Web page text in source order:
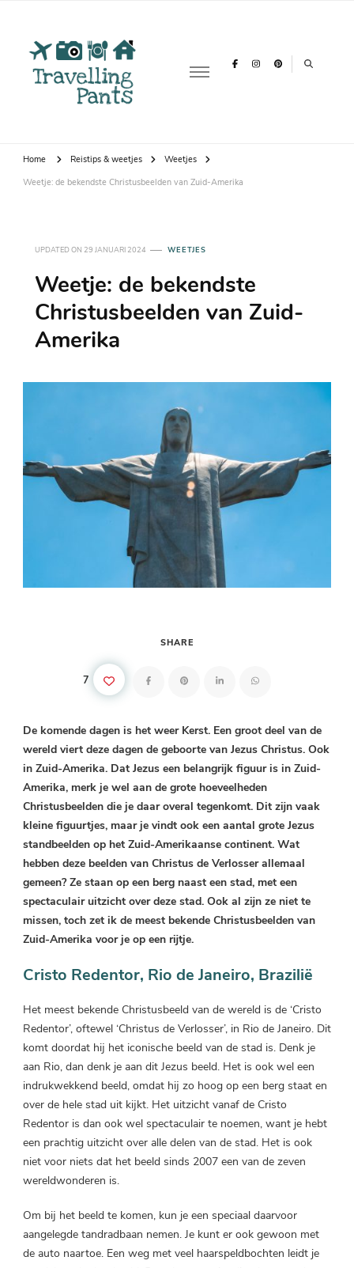
Pants
Over reizen, vakanties & backpacken
Home Reistips & weetjes
Weetjes
Weetje: de bekendste Christusbeelden van Zuid-Amerika
UPDATED ON 29 JANUARI 2024 WEETJES
Weetje: de bekendste
Christusbeelden van Zuid-
Amerika
SHARE
7
De komende dagen is het weer Kerst. Een groot deel van de
wereld viert deze dagen de geboorte van Jezus Christus. Ook
in Zuid-Amerika. Dat Jezus een belangrijk figuur is in Zuid-
Amerika, merk je wel aan de grote hoeveelheden
Christusbeelden die je daar overal tegenkomt. Dit zijn vaak
kleine figuurtjes, maar je vindt ook een aantal grote Jezus
standbeelden op het Zuid-Amerikaanse continent. Wat
hebben deze beelden van Christus de Verlosser allemaal
gemeen? Ze staan op een berg naast een stad, met een
spectaculair uitzicht over deze stad. Ook al zijn ze niet te
missen, toch zet ik de meest bekende Christusbeelden van
Zuid-Amerika voor je op een rijtje.
Cristo Redentor, Rio de Janeiro, Brazilië
Het meest bekende Christusbeeld van de wereld is de ‘Cristo
Redentor’, oftewel ‘Christus de Verlosser’, in Rio de Janeiro. Dit
komt doordat hij het iconische beeld van de stad is. Denk je
aan Rio, dan denk je aan dit Jezus beeld. Het is ook wel een
indrukwekkend beeld, omdat hij zo hoog op een berg staat en
over de hele stad uit kijkt. Het uitzicht vanaf de Cristo
Redentor is dan ook wel spectaculair te noemen, want je hebt
een prachtig uitzicht over alle delen van de stad. Het is ook
niet voor niets dat het beeld sinds 2007 een van de zeven
wereldwonderen is.
Om bij het beeld te komen, kun je een speciaal daarvoor
aangelegde tandradbaan nemen. Je kunt er ook gewoon met
de auto naartoe. Een weg met veel haarspeldbochten leidt je